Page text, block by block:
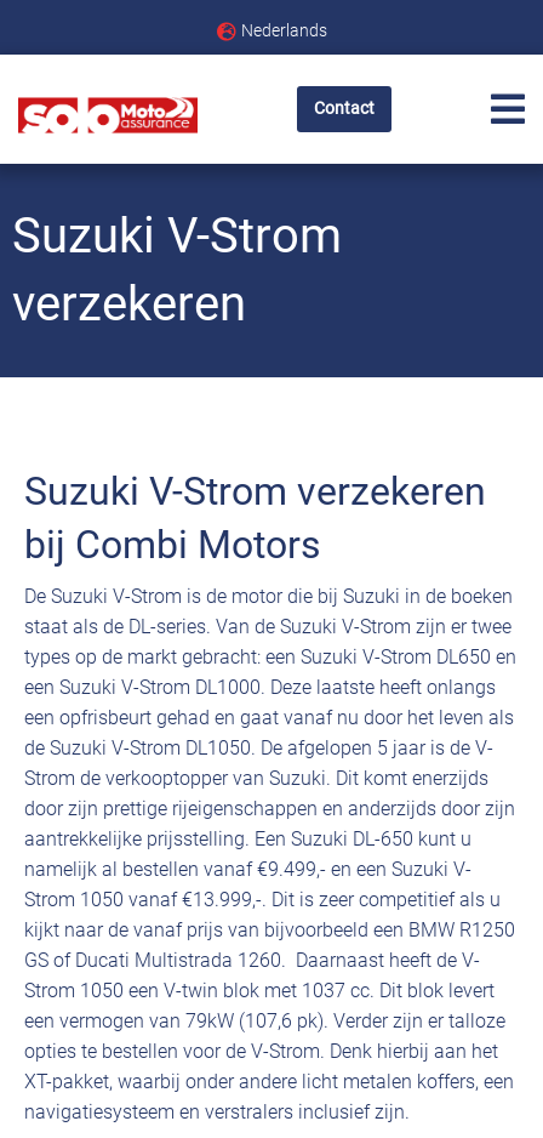
Nederlands
Contact
Suzuki V-Strom
verzekeren
Suzuki V-Strom verzekeren
bij Combi Motors
De Suzuki V-Strom is de motor die bij Suzuki in de boeken
staat als de DL-series. Van de Suzuki V-Strom zijn er twee
types op de markt gebracht: een Suzuki V-Strom DL650 en
een Suzuki V-Strom DL1000. Deze laatste heeft onlangs
een opfrisbeurt gehad en gaat vanaf nu door het leven als
de Suzuki V-Strom DL1050. De afgelopen 5 jaar is de V-
Strom de verkooptopper van Suzuki. Dit komt enerzijds
door zijn prettige rijeigenschappen en anderzijds door zijn
aantrekkelijke prijsstelling. Een Suzuki DL-650 kunt u
namelijk al bestellen vanaf €9.499,- en een Suzuki V-
Strom 1050 vanaf €13.999,-. Dit is zeer competitief als u
kijkt naar de vanaf prijs van bijvoorbeeld een BMW R1250
GS of Ducati Multistrada 1260. Daarnaast heeft de V-
Strom 1050 een V-twin blok met 1037 cc. Dit blok levert
een vermogen van 79kW (107,6 pk). Verder zijn er talloze
opties te bestellen voor de V-Strom. Denk hierbij aan het
XT-pakket, waarbij onder andere licht metalen koffers, een
navigatiesysteem en verstralers inclusief zijn.